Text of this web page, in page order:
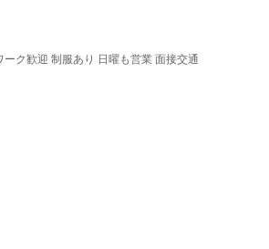
ク歓迎 制服あり 日曜も営業 面接交通